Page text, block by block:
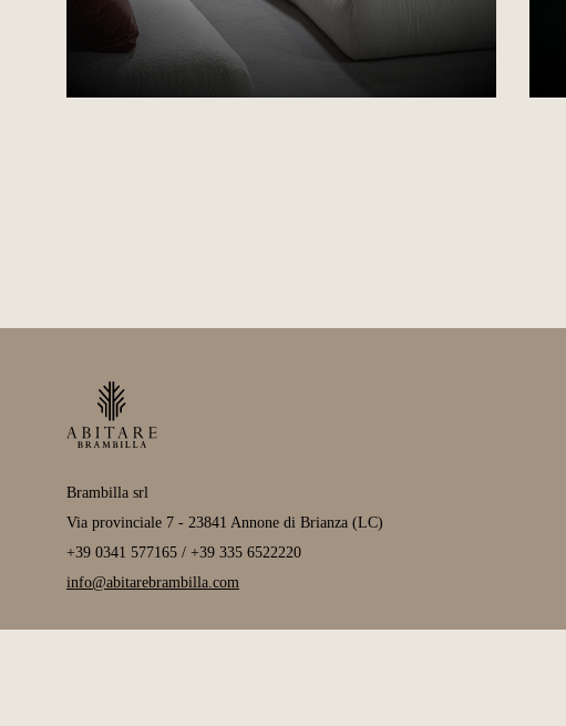
Brambilla srl
Via provinciale 7 - 23841 Annone di Brianza (LC)
+39 0341 577165 / +39 335 6522220
info@abitarebrambilla.com